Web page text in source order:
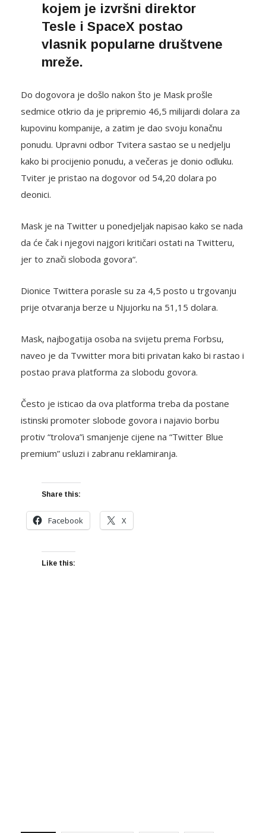
kojem je izvršni direktor
Tesle i SpaceX postao
vlasnik popularne društvene
mreže.
Do dogovora je došlo nakon što je Mask prošle
sedmice otkrio da je pripremio 46,5 milijardi dolara za
kupovinu kompanije, a zatim je dao svoju konačnu
ponudu. Upravni odbor Tvitera sastao se u nedjelju
kako bi procijenio ponudu, a večeras je donio odluku.
Tviter je pristao na dogovor od 54,20 dolara po
deonici.
Mask je na Twitter u ponedjeljak napisao kako se nada
da će čak i njegovi najgori kritičari ostati na Twitteru,
jer to znači sloboda govora“.
Dionice Twittera porasle su za 4,5 posto u trgovanju
prije otvaranja berze u Njujorku na 51,15 dolara.
Mask, najbogatija osoba na svijetu prema Forbsu,
naveo je da Tvwitter mora biti privatan kako bi rastao i
postao prava platforma za slobodu govora.
Često je isticao da ova platforma treba da postane
istinski promoter slobode govora i najavio borbu
protiv “trolova”i smanjenje cijene na “Twitter Blue
premium” usluzi i zabranu reklamiranja.
Share this:
Facebook X
Like this: